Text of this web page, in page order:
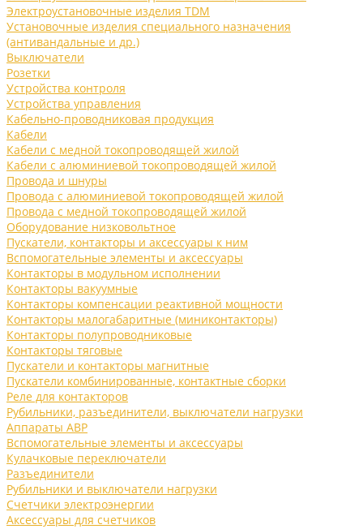
Электроустановочные изделия TDM
Установочные изделия специального назначения
(антивандальные и др.)
Выключатели
Розетки
Устройства контроля
Устройства управления
Кабельно-проводниковая продукция
Кабели
Кабели с медной токопроводящей жилой
Кабели с алюминиевой токопроводящей жилой
Провода и шнуры
Провода с алюминиевой токопроводящей жилой
Провода с медной токопроводящей жилой
Оборудование низковольтное
Пускатели, контакторы и аксессуары к ним
Вспомогательные элементы и аксессуары
Контакторы в модульном исполнении
Контакторы вакуумные
Контакторы компенсации реактивной мощности
Контакторы малогабаритные (миниконтакторы)
Контакторы полупроводниковые
Контакторы тяговые
Пускатели и контакторы магнитные
Пускатели комбинированные, контактные сборки
Реле для контакторов
Рубильники, разъединители, выключатели нагрузки
Аппараты АВР
Вспомогательные элементы и аксессуары
Кулачковые переключатели
Разъединители
Рубильники и выключатели нагрузки
Счетчики электроэнергии
Аксессуары для счетчиков